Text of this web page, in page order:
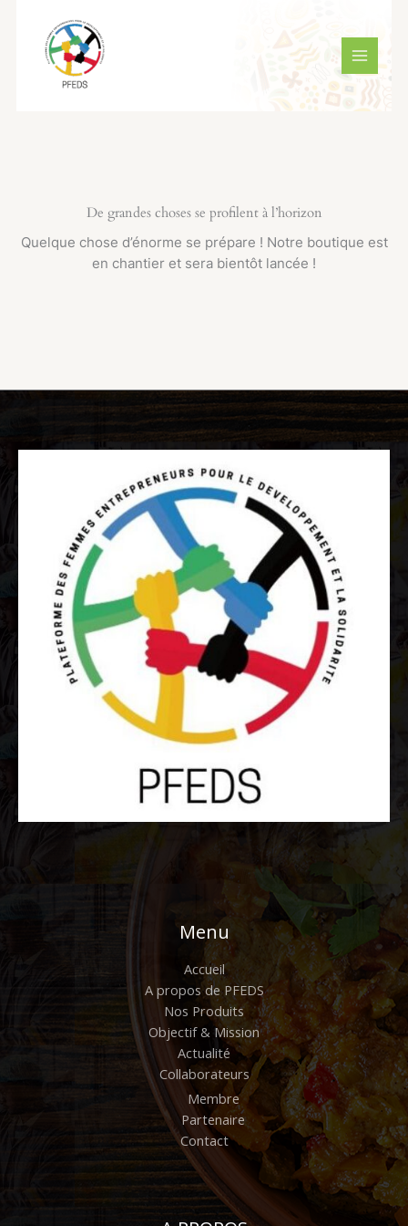
contenu
MENU
De grandes choses se profilent à l’horizon
Quelque chose d’énorme se prépare ! Notre boutique est
en chantier et sera bientôt lancée !
Menu
Accueil
A propos de PFEDS
Nos Produits
Objectif & Mission
Actualité
Collaborateurs
Membre
Partenaire
Contact